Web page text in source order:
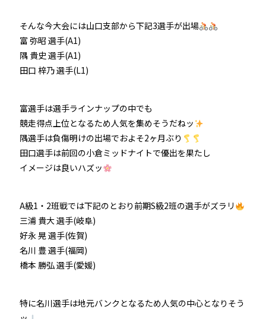
防府競輪をお楽しみいただくために
車券の購入にのめり込む不安のある方のご相談
そんな今大会には山口支部から下記3選手が出場
富 弥昭 選手(A1)
隅 貴史 選手(A1)
田口 梓乃 選手(L1)
富選手は選手ラインナップの中でも
競走得点上位となるため人気を集めそうだねッ
隅選手は負傷明けの出場でおよそ2ヶ月ぶり
田口選手は前回の小倉ミッドナイトで優出を果たし
イメージは良いハズッ
A級1・2班戦では下記のとおり前期S級2班の選手がズラリ
三浦 貴大 選手(岐阜)
好永 晃 選手(佐賀)
名川 豊 選手(福岡)
橋本 勝弘 選手(愛媛)
特に名川選手は地元バンクとなるため人気の中心となりそう